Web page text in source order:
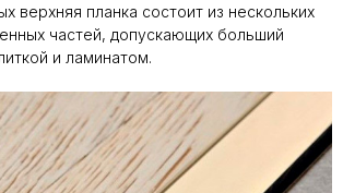
верхняя планка состоит из нескольких
частей, допускающих больший
и ламинатом.